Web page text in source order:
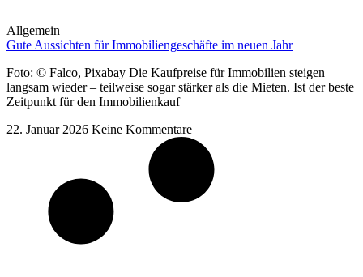
Allgemein
Gute Aussichten für Immobiliengeschäfte im neuen Jahr
Foto: © Falco, Pixabay Die Kaufpreise für Immobilien steigen
langsam wieder – teilweise sogar stärker als die Mieten. Ist der beste
Zeitpunkt für den Immobilienkauf
22. Januar 2026 Keine Kommentare